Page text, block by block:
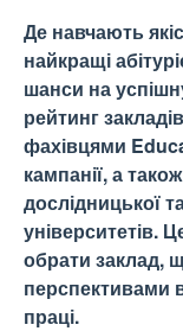
Де навчають
найкращі
шанси на
рейтинг
фахівцями
кампанії, а
дослідницької
університетів.
обрати заклад,
перспективами
праці.